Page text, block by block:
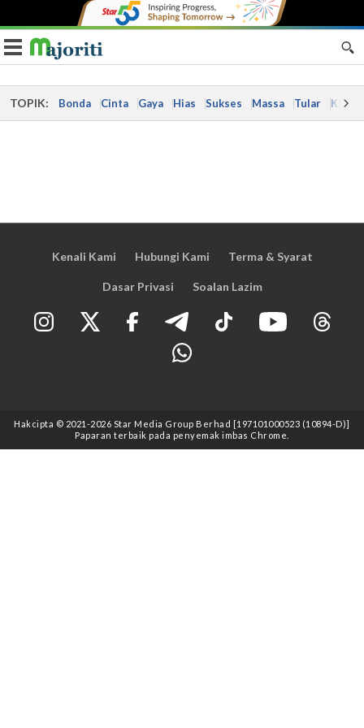
Toggle navigation
TOPIK: Bonda Cinta Gaya Hias Sukses Massa Tular Kes
Kenali Kami Hubungi Kami Terma & Syarat
Dasar Privasi Soalan Lazim
Hakcipta © 2021 -2026 Star Media Group Berhad [197101000523 (10894-D)]
Paparan terbaik pada penyemak imbas Chrome.